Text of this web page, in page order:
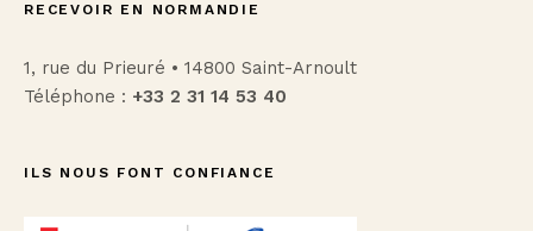
RECEVOIR EN NORMANDIE
1, rue du Prieuré • 14800 Saint-Arnoult
Téléphone : +33 2 31 14 53 40
ILS NOUS FONT CONFIANCE